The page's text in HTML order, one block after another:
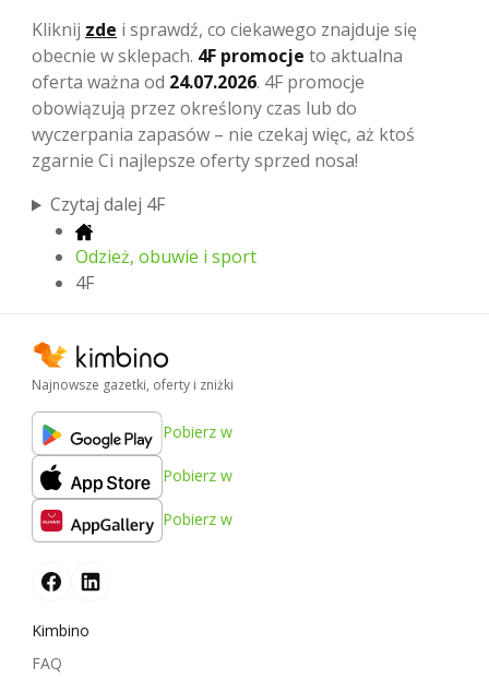
Kliknij zde i sprawdź, co ciekawego znajduje się
obecnie w sklepach. 4F promocje to aktualna
oferta ważna od 24.07.2026. 4F promocje
obowiązują przez określony czas lub do
wyczerpania zapasów – nie czekaj więc, aż ktoś
zgarnie Ci najlepsze oferty sprzed nosa!
Czytaj dalej 4F
Odzież, obuwie i sport
4F
Najnowsze gazetki, oferty i zniżki
Pobierz w
Pobierz w
Pobierz w
Kimbino
FAQ